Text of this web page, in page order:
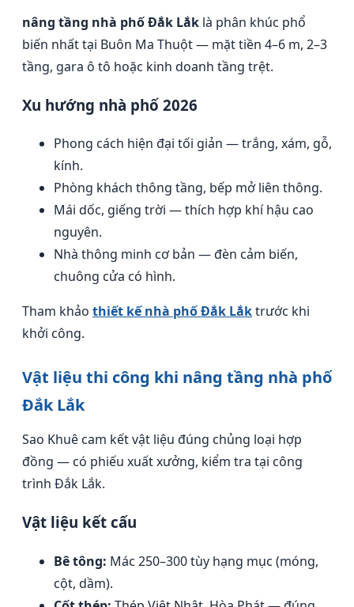
nâng tầng nhà phố Đắk Lắk là phân khúc phổ
biến nhất tại Buôn Ma Thuột — mặt tiền 4–6 m, 2–3
tầng, gara ô tô hoặc kinh doanh tầng trệt.
Xu hướng nhà phố 2026
Phong cách hiện đại tối giản — trắng, xám, gỗ,
kính.
Phòng khách thông tầng, bếp mở liên thông.
Mái dốc, giếng trời — thích hợp khí hậu cao
nguyên.
Nhà thông minh cơ bản — đèn cảm biến,
chuông cửa có hình.
Tham khảo thiết kế nhà phố Đắk Lắktrước khi
khởi công.
Vật liệu thi công khi nâng tầng nhà phố
Đắk Lắk
Sao Khuê cam kết vật liệu đúng chủng loại hợp
đồng — có phiếu xuất xưởng, kiểm tra tại công
trình Đắk Lắk.
Vật liệu kết cấu
Bê tông: Mác 250–300 tùy hạng mục (móng,
cột, dầm).